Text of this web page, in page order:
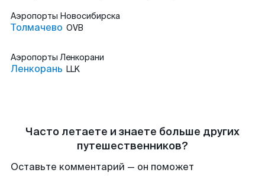
Аэропорты Новосибирска
Толмачево OVB
Аэропорты Ленкорани
Ленкорань LLK
Часто летаете и знаете больше других
путешественников?
Оставьте комментарий — он поможет